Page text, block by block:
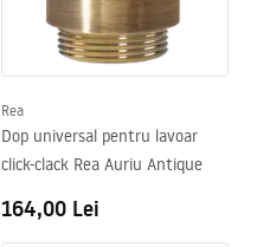
Rea
Dop universal pentru lavoar
click-clack Rea Auriu Antique
164,00 Lei